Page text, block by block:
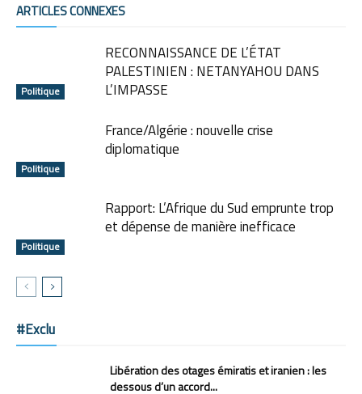
ARTICLES CONNEXES
Politique
RECONNAISSANCE DE L’ÉTAT
PALESTINIEN : NETANYAHOU DANS
L’IMPASSE
Politique
France/Algérie : nouvelle crise
diplomatique
Politique
Rapport: L’Afrique du Sud emprunte trop
et dépense de manière inefficace
#Exclu
Libération des otages émiratis et iranien : les
dessous d’un accord...